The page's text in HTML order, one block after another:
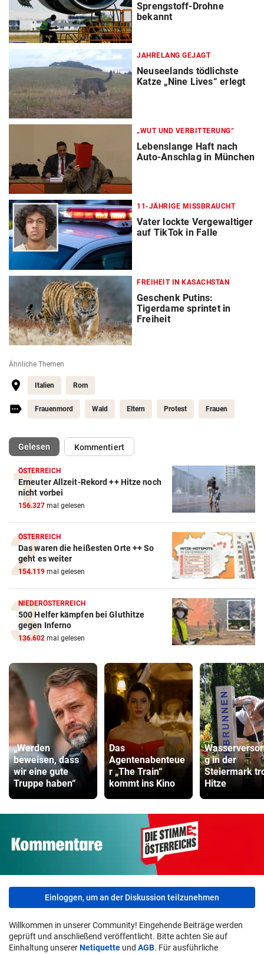
Sprengstoff-Drohne
bekannt
JAHRELANG GEJAGT
Neuseelands tödlichste
Katze „Nine Lives“ erlegt
„WUT UND VERBITTERUNG“
Lebenslange Haft nach
Auto-Anschlag in München
11-JÄHRIGE MISSBRAUCHT
Vater lockte Vergewaltiger
auf TikTok in Falle
FREIHEIT IN KASACHSTAN
Geschenk Putins:
Tigerdame sprintet in
Freiheit
Ähnliche Themen
Italien Rom
Frauenmord Wald Eltern Protest Frauen
Gelesen(ausgewählt)Kommentiert
ÖSTERREICH
Erneuter Allzeit-Rekord ++ Hitze noch
nicht vorbei
156.327 mal gelesen
ÖSTERREICH
Das waren die heißesten Orte ++ So
geht es weiter
154.119 mal gelesen
NIEDERÖSTERREICH
500 Helfer kämpfen bei Gluthitze
gegen Inferno
136.602 mal gelesen
„Werden
beweisen, dass
wir eine gute
Truppe haben“
Das
Agentenabenteue
r „The Train“
kommt ins Kino
g in der
Steiermark
Hitze
Einloggen, um an der Diskussion teilzunehmen
Willkommen in unserer Community! Eingehende Beiträge werden
geprüft und anschließend veröffentlicht. Bitte achten Sie auf
Einhaltung unsererNetiquette und AGB. Für ausführliche